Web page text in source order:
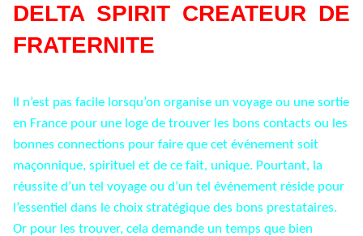
DELTA SPIRIT CREATEUR DE
FRATERNITE
Il n’est pas facile lorsqu’on organise un voyage ou une sortie
en France pour une loge de trouver les bons contacts ou les
bonnes connections pour faire que cet événement soit
maçonnique, spirituel et de ce fait, unique. Pourtant, la
réussite d’un tel voyage ou d’un tel événement réside pour
l’essentiel dans le choix stratégique des bons prestataires.
Or pour les trouver, cela demande un temps que bien